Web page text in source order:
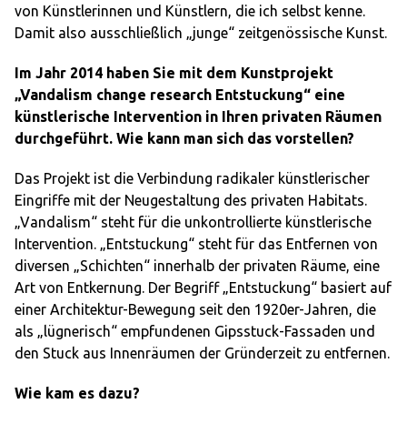
von Künstlerinnen und Künstlern, die ich selbst kenne.
Damit also ausschließlich „junge“ zeitgenössische Kunst.
Im Jahr 2014 haben Sie mit dem Kunstprojekt
„Vandalism change research Entstuckung“ eine
künstlerische Intervention in Ihren privaten Räumen
durchgeführt. Wie kann man sich das vorstellen?
Das Projekt ist die Verbindung radikaler künstlerischer
Eingriffe mit der Neugestaltung des privaten Habitats.
„Vandalism“ steht für die unkontrollierte künstlerische
Intervention. „Entstuckung“ steht für das Entfernen von
diversen „Schichten“ innerhalb der privaten Räume, eine
Art von Entkernung. Der Begriff „Entstuckung“ basiert auf
einer Architektur-Bewegung seit den 1920er-Jahren, die
als „lügnerisch“ empfundenen Gipsstuck-Fassaden und
den Stuck aus Innenräumen der Gründerzeit zu entfernen.
Wie kam es dazu?